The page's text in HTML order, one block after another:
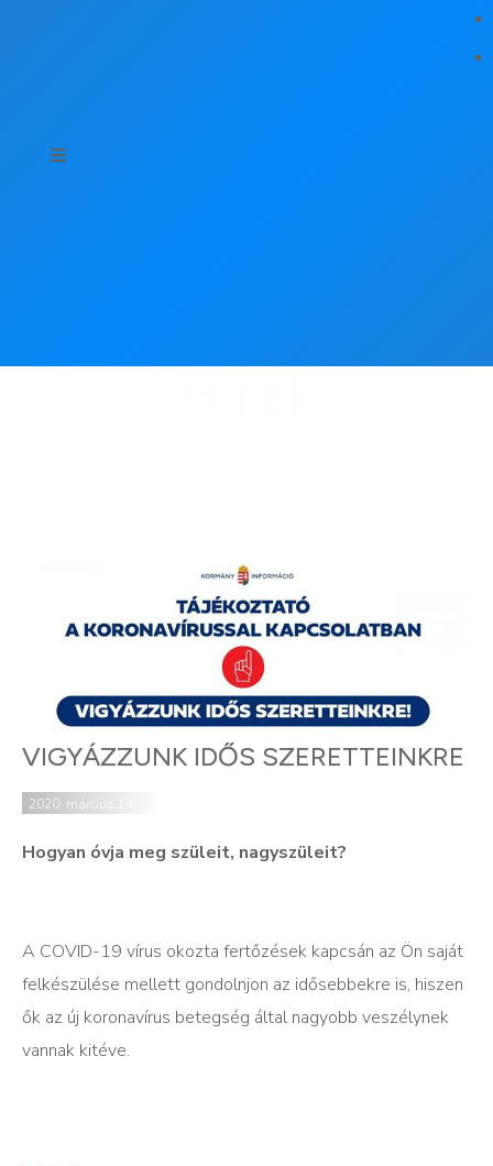
VIGYÁZZUNK IDŐS SZERETTEINKRE
2020. március 14.
Hogyan óvja meg szüleit, nagyszüleit?
A COVID-19 vírus okozta fertőzések kapcsán az Ön saját
felkészülése mellett gondolnjon az idősebbekre is, hiszen
ők az új koronavírus betegség által nagyobb veszélynek
vannak kitéve.